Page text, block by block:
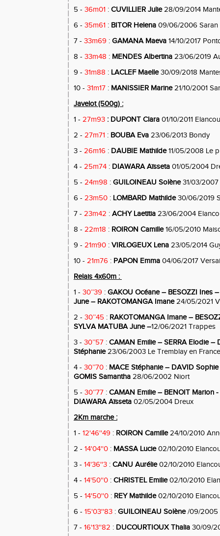
5 - 36m01 : CUVILLIER Julie28/09/2014
6 - 35m61 : BITOR Helena 09/06/2006 Saran
7 - 33m69 : GAMANA Maeva 14/10/2017
8 - 33m48 : MENDES Albertina 23/06/2019
9 - 31m88 : LACLEF Maelle30/09/2018
10 - 31m17 : MANISSIER Marine 21/10/2001
Javelot (500g) :
1 - 27m93 : DUPONT Clara 01/10/2011
2 - 27m71 : BOUBA Eva 23/06/2013 Bondy
3 - 26m16 : DAUBIE Mathilde11/05/2008 Le
4 - 25m74 : DIAWARA Aïsseta 01/05/2004
5 - 24m98 : GUILOINEAU Solène31/03/2007
6 - 23m50 : LOMBARD Mathilde30/06/2019
7 - 23m42 : ACHY Laetitia 23/06/2004
8 - 22m18 : ROIRON Camille16/05/2010
9 - 21m90 : VIRLOGEUX Lena 23/05/2014
10 - 21m76 : PAPON Emma 04/06/2017
Relais 4x60m :
1 - 30’’39 : GAKOU Océane – BESOZZI Ines
June – RAKOTOMANGA Imane24/05/2021
2 - 30’’45 : RAKOTOMANGA Imane –
SYLVA MATUBA June –12/06/2021 Trappes
3 - 30’’57 : CAMAN Emilie – SERRA Elodie
Stéphanie 23/06/2003 Le Tremblay en France
4 - 30’’70 : MACE Stéphanie – DAVID
GOMIS Samantha 28/06/2002 Niort
5 - 30’’77 : CAMAN Emilie – BENOIT Marion
DIAWARA Aïsseta 02/05/2004 Dreux
2Km marche :
1 - 12'46''49 : ROIRON Camille24/10/2010
2 - 14'04''0 : MASSA Lucie02/10/2010
3 - 14'36''3 : CANU Aurélie02/10/2010
4 - 14'50''0 : CHRISTEL Emilie02/10/2010
5 - 14'50''0 : REY Mathilde02/10/2010
6 - 15'03''83 : GUILOINEAU Solène/09/2005
7 - 16'13''82 : DUCOURTIOUX Thalia 30/09/